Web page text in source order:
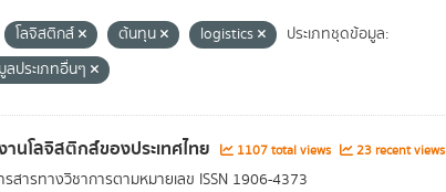
โลจิสติกส์ ต้นทุน logistics
ประเภทชุดข้อมูล:
ลประเภทอื่นๆ
านโลจิสติกส์ของประเทศไทย 1107 total views 23 recent views
รสารทางวิชาการตามหมายเลข ISSN 1906-4373